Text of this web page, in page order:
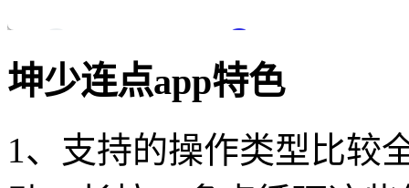
坤少连点app特色
1、支持的操作类型比较